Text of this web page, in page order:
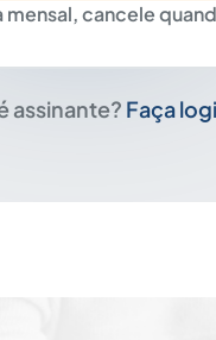
mensal, cancele
assinante? Faça